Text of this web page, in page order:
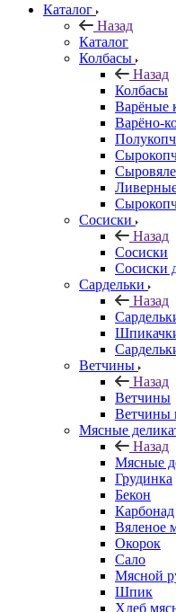
Каталог
Назад
Каталог
Колбасы
Назад
Колбасы
Варёные
Варёно-
Сосиски
Назад
Сосиски
Сосиски
Сардельки
Назад
Ветчины
Назад
Ветчины
Ветчины
Мясные
Назад
Мясные
Грудинка
Бекон
Карбонад
Вяленое
Окорок
Сало
Мясной
Шпик
Хлеб